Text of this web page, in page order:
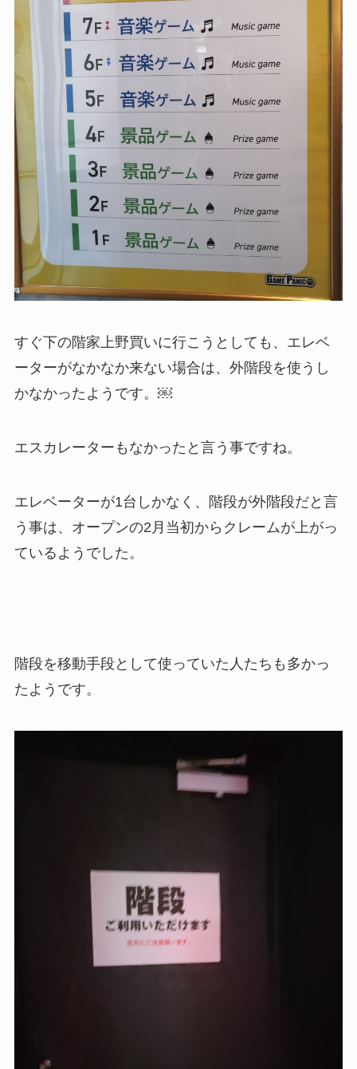
すぐ下の階家上野買いに行こうとしても、エレベ
ーターがなかなか来ない場合は、外階段を使うし
かなかったようです。￼
エスカレーターもなかったと言う事ですね。
エレベーターが1台しかなく、階段が外階段だと言
う事は、オープンの2月当初からクレームが上がっ
ているようでした。
階段を移動手段として使っていた人たちも多かっ
たようです。